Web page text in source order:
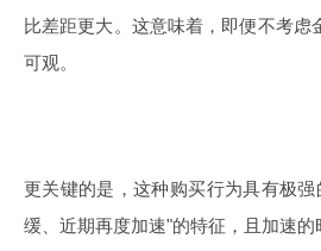
比差距更大。这意味着，即便不考
可观。
更关键的是，这种购买行为具有极
缓、近期再度加速"的特征，且加速